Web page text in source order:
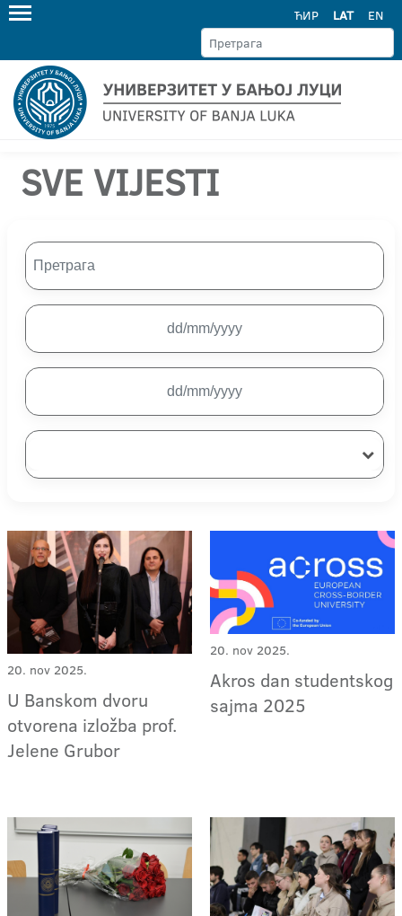
ЋИР LAT EN
SVE VIJESTI
20. nov 2025.
U Banskom dvoru
otvorena izložba prof.
Jelene Grubor
20. nov 2025.
Akros dan studentskog
sajma 2025